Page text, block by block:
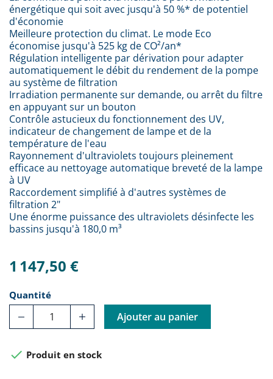
énergétique qui soit avec jusqu'à 50 %* de potentiel
d'économie
Meilleure protection du climat. Le mode Eco
économise jusqu'à 525 kg de CO²/an*
Régulation intelligente par dérivation pour adapter
automatiquement le débit du rendement de la pompe
au système de filtration
Irradiation permanente sur demande, ou arrêt du filtre
en appuyant sur un bouton
Contrôle astucieux du fonctionnement des UV,
indicateur de changement de lampe et de la
température de l'eau
Rayonnement d'ultraviolets toujours pleinement
efficace au nettoyage automatique breveté de la lampe
à UV
Raccordement simplifié à d'autres systèmes de
filtration 2"
Une énorme puissance des ultraviolets désinfecte les
bassins jusqu'à 180,0 m³
1 147,50 €
Quantité
Ajouter au panier
 Produit en stock